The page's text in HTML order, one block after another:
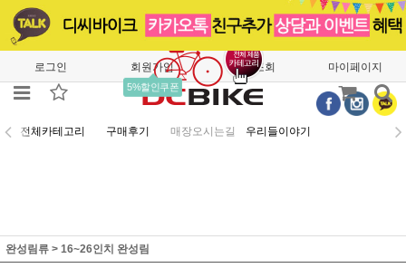
로그인 회원가입
5%할인쿠폰
주문조회 마이페이지
전체카테고리 구매후기 매장오시는길 우리들이야기
완성림류 > 16~26인치 완성림